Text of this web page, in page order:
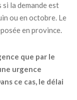
la demande est
ou en octobre. Le
en province.
que par le
urgence
ce cas, le délai